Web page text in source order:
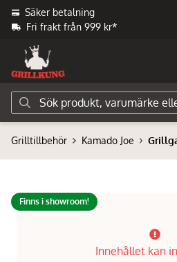
Säker betalning
Fri frakt från 999 kr*
Grilltillbehör Kamado Joe
Finns i showroom!
Innehållet kan